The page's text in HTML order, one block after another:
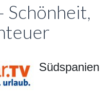
Schönheit,
Südspanien